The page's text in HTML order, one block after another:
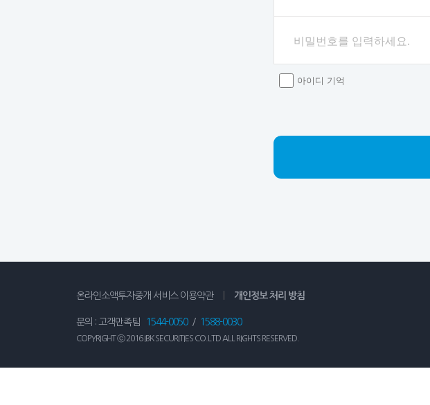
비밀번호를 입력하세요.
아이디 기억
온라인소액투자중개 서비스 이용약관 개인정보 처리 방침
문의 : 고객만족팀 1544-0050 / 1588-0030
COPYRIGHT ⓒ 2016 IBK SECURITIES CO.LTD ALL RIGHTS RESERVED.